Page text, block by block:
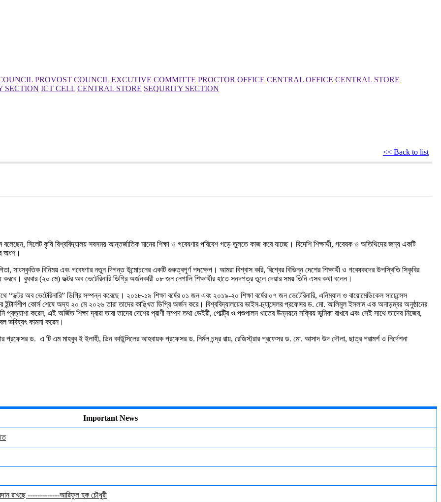
PROVOST COUNCIL EXCUTIVE COMMITTE PROCTOR OFFICE CENTRAL OFFICE CENTRAL STORE
SECTION ICT CELL CENTRAL STORE SEQURITY SECTION
<< Back to list
সিলেট কৃষি বিশ্ববিদ্যালয় সবসময় আন্তর্জাতিক মানের শিক্ষা ও গবেষণার পরিবেশ গড়ে তুলতে কাজ করে যাচ্ছে। বিদেশি শিক্ষার্থী, গবেষক ও অতিথিদের জন্য একটি
অংশ।
সাংস্কৃতিক বিনিময় এবং গবেষণার নতুন দিগন্ত উন্মোচনের একটি গুরুত্বপূর্ণ পদক্ষেপ। আমরা বিশ্বাস করি, বিশ্বের বিভিন্ন দেশের শিক্ষার্থী ও গবেষকদের উপস্থিতি সিকৃবির
বুধবার (২০ মে) ডক্টর অব ভেটেরিনারি ডিগ্রি অর্জনকারী ০৮ জন নেপালি শিক্ষার্থীর হাতে সনদপত্র তুলে দেয়ার সময় তিনি এসব কথা বলেন।
“ডক্টর অব ভেটেরিনারি” ডিগ্রি সম্পন্ন করেছে। ২০১৮-১৯ শিক্ষা বর্ষের ০১ জন এবং ২০১৯-২০ শিক্ষা বর্ষের ০৭ জন ভেটেরিনারি, এনিম্যাল ও বায়োমেডিকেল সায়েন্সেস
কোর্স শেষে অদ্য ২০ মে ২০২৬ তারা তাদের কাঙ্খিত ডিগ্রি অর্জন করে। বিশ্ববিদ্যালয়ের ভাইস-চ্যান্সেলর প্রফেসর ড. মো. আলিমুল ইসলাম এক অনাড়ম্বর অনুষ্ঠানের
করেন, এই অর্জিত শিক্ষা দ্বারা তারা তাদের দেশের প্রাণী সম্পদ তথা ডেইরী, পোল্ট্রি ও পশুপালন খাতের উন্নয়নে সক্রিয় ভূমিকা রাখবে এবং সেই সাথে তাদের নিজের,
ভবিষ্যৎ কামনা করেন।
প্রফেসর ড. এ টি এম মাহবুব ই ইলাহী, ডিন কাউন্সিলের আহবায়ক প্রফেসর ড. নির্মল চন্দ্র রায়, রেজিস্ট্রার প্রফেসর ড. মো. আসাদ উদ দৌলা, ছাত্র পরামর্শ ও নির্দেশনা
Important News
রাখছে -------------আরিফুল হক চৌধুরী